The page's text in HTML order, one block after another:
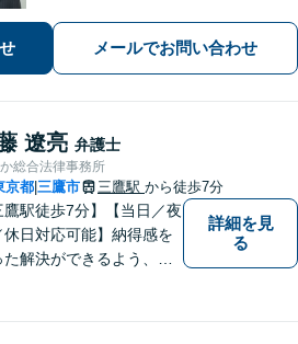
【相続・遺言】協議・調停・裁判に幅
広く対応【分割払い対応】【電話相談
OK】
メールでお問い合わせ
遼亮 弁護士
総合法律事務所
京都 三鷹市 三鷹駅 から徒歩7分
鷹駅徒歩7分】【当日／夜
休日対応可能】納得感を
解決ができるよう、問
詳細を見
る